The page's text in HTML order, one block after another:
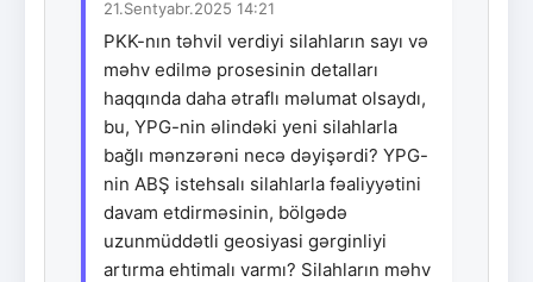
21.Sentyabr.2025 14:21
PKK-nın təhvil verdiyi silahların sayı və
məhv edilmə prosesinin detalları
haqqında daha ətraflı məlumat olsaydı,
bu, YPG-nin əlindəki yeni silahlarla
bağlı mənzərəni necə dəyişərdi? YPG-
nin ABŞ istehsalı silahlarla fəaliyyətini
davam etdirməsinin, bölgədə
uzunmüddətli geosiyasi gərginliyi
artırma ehtimalı varmı? Silahların məhv